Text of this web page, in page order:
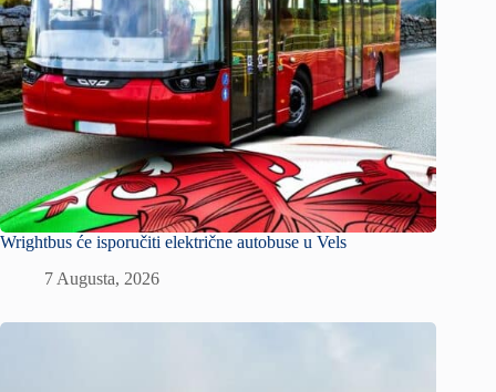
Wrightbus će isporučiti električne autobuse u Vels
7 Augusta, 2026